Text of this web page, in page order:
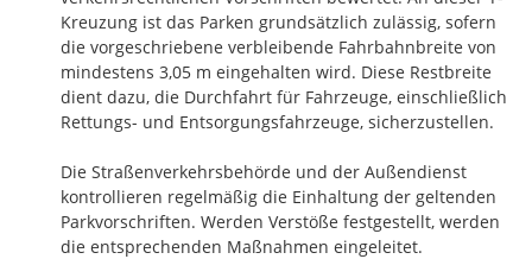
Kreuzung ist das Parken grundsätzlich zulässig, sofern
die vorgeschriebene verbleibende Fahrbahnbreite von
mindestens 3,05 m eingehalten wird. Diese Restbreite
dient dazu, die Durchfahrt für Fahrzeuge, einschließlich
Rettungs- und Entsorgungsfahrzeuge, sicherzustellen.
Die Straßenverkehrsbehörde und der Außendienst
kontrollieren regelmäßig die Einhaltung der geltenden
Parkvorschriften. Werden Verstöße festgestellt, werden
die entsprechenden Maßnahmen eingeleitet.